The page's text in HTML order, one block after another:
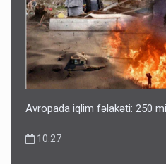
Avropada iqlim fəlakəti: 250
10:27